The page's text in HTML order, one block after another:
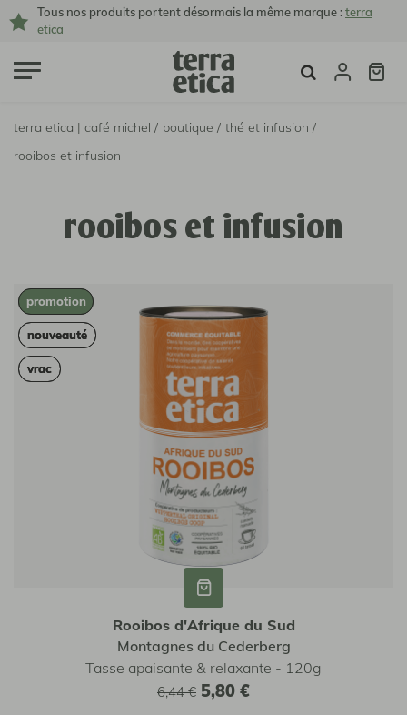
Tous nos produits portent désormais la même marque :terra
etica
terra etica | café michel / boutique / thé et infusion /
rooibos et infusion
rooibos et infusion
promotion
nouveauté
vrac
promotion
nouveauté
vrac
Rooibos d'Afrique du Sud
Montagnes du Cederberg
Tasse apaisante & relaxante - 120g
6,44 € 5,80 €